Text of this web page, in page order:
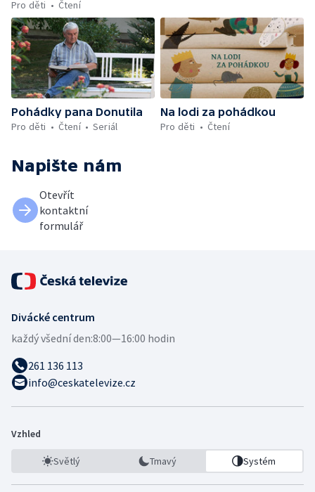
Pro děti
Čtení
Pohádky pana Donutila
Pro děti
Čtení Seriál
Na lodi za pohádkou
Pro děti
Čtení
Napište nám
Otevřít
kontaktní
formulář
Divácké centrum
každý všední den:8:00—16:00 hodin
261 136 113
info@ceskatelevize.cz
Vzhled
Světlý Tmavý Systém